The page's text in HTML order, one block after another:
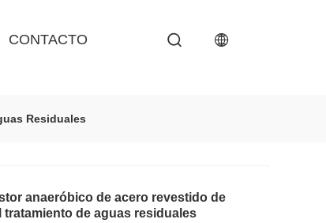
CONTACTO
Residuales
anaeróbico de acero revestido de
tratamiento de aguas residuales